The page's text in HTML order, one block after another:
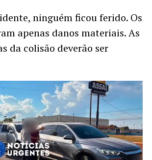
ninguém ficou ferido. Os
apenas danos materiais. As
da colisão deverão ser